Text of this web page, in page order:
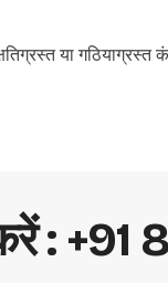
या
: